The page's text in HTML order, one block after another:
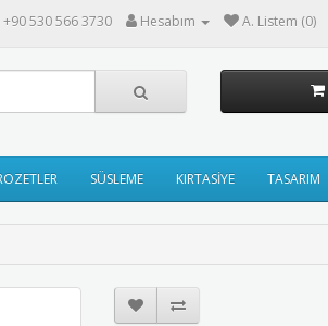
+90 530 566 3730 Hesabım A. Listem (0)
SÜSLEME KIRTASİYE TASARIM